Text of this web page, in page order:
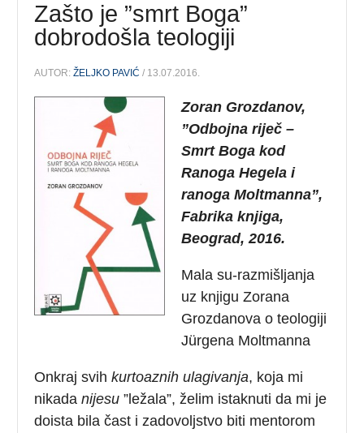
Zašto je ”smrt Boga”
dobrodošla teologiji
AUTOR:ŽELJKO PAVIĆ / 13.07.2016.
Zoran Grozdanov,
”Odbojna riječ –
Smrt Boga kod
Ranoga Hegela i
ranoga Moltmanna”,
Fabrika knjiga,
Beograd, 2016.
Mala su-razmišljanja
uz knjigu Zorana
Grozdanova o teologiji
Jürgena Moltmanna
Onkraj svihkurtoaznih ulagivanja, koja mi
nikadanijesu ”ležala”, želim istaknuti da mi je
doista bila čast i zadovoljstvo biti mentorom